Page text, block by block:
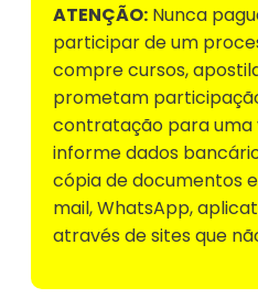
ATENÇÃO: Nunca
participar de um
compre cursos,
prometam
contratação para uma
informe dados
cópia de documentos
mail, WhatsApp,
através de sites que